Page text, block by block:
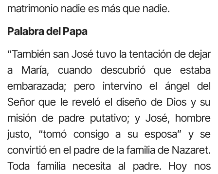
matrimonio nadie es más que nadie.
Palabra del Papa
“También san José tuvo la tentación de dejar
a María, cuando descubrió que estaba
embarazada; pero intervino el ángel del
Señor que le reveló el diseño de Dios y su
misión de padre putativo; y José, hombre
justo, “tomó consigo a su esposa” y se
convirtió en el padre de la familia de Nazaret.
Toda familia necesita al padre. Hoy nos